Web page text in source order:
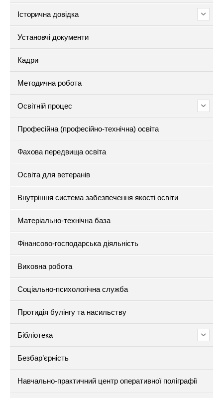
Історична довідка
Установчі документи
Кадри
Методична робота
Освітній процес
Професійна (професійно-технічна) освіта
Фахова передвища освіта
Освіта для ветеранів
Внутрішня система забезпечення якості освіти
Матеріально-технічна база
Фінансово-господарська діяльність
Виховна робота
Соціально-психологічна служба
Протидія булінгу та насильству
Бібліотека
Безбар’єрність
Навчально-практичний центр оперативної поліграфії